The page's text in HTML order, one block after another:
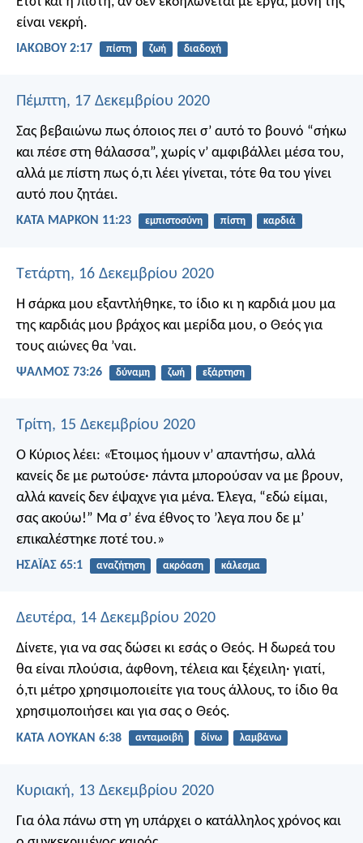
είναι νεκρή.
ΙΑΚΩΒΟΥ 2:17 πίστη ζωή διαδοχή
Πέμπτη, 17 Δεκεμβρίου 2020
Σας βεβαιώνω πως όποιος πει σ’ αυτό το βουνό “σήκω
και πέσε στη θάλασσα”, χωρίς ν’ αμφιβάλλει μέσα του,
αλλά με πίστη πως ό,τι λέει γίνεται, τότε θα του γίνει
αυτό που ζητάει.
ΚΑΤΑ ΜΑΡΚΟΝ 11:23 εμπιστοσύνη πίστη καρδιά
Τετάρτη, 16 Δεκεμβρίου 2020
Η σάρκα μου εξαντλήθηκε, το ίδιο κι η καρδιά μου μα
της καρδιάς μου βράχος και μερίδα μου, ο Θεός για
τους αιώνες θα ’ναι.
ΨΑΛΜΌΣ 73:26 δύναμη ζωή εξάρτηση
Τρίτη, 15 Δεκεμβρίου 2020
Ο Κύριος λέει: «Έτοιμος ήμουν ν’ απαντήσω, αλλά
κανείς δε με ρωτούσε· πάντα μπορούσαν να με βρουν,
αλλά κανείς δεν έψαχνε για μένα. Έλεγα, “εδώ είμαι,
σας ακούω!” Μα σ’ ένα έθνος το ’λεγα που δε μ’
επικαλέστηκε ποτέ του.»
ΗΣΑΪΑΣ 65:1 αναζήτηση ακρόαση κάλεσμα
Δευτέρα, 14 Δεκεμβρίου 2020
Δίνετε, για να σας δώσει κι εσάς ο Θεός. Η δωρεά του
θα είναι πλούσια, άφθονη, τέλεια και ξέχειλη· γιατί,
ό,τι μέτρο χρησιμοποιείτε για τους άλλους, το ίδιο θα
χρησιμοποιήσει και για σας ο Θεός.
ΚΑΤΑ ΛΟΥΚΑΝ 6:38 ανταμοιβή δίνω λαμβάνω
Κυριακή, 13 Δεκεμβρίου 2020
Για όλα πάνω στη γη υπάρχει ο κατάλληλος χρόνος και